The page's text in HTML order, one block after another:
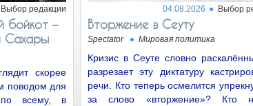
Выбор редакции
бойкот −
Сахары
скорее
поводом для
по всему, в
04.08.2026 Выбор
Вторжение в Сеуту
Spectator Мировая политика
Кризис в Сеуте словно
разрезает эту диктатуру
речи. Кто теперь осмелится
за слово «вторжение»? Кто